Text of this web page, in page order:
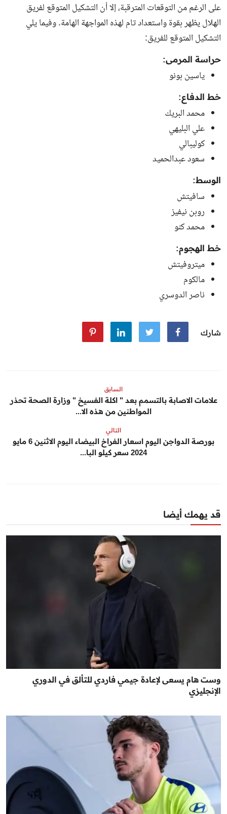
على الرغم من التوقعات المترقبة، إلا أن التشكيل المتوقع لفريق
الهلال يظهر بقوة واستعداد تام لهذه المواجهة الهامة. وفيما يلي
التشكيل المتوقع للفريق:
حراسة المرمى:
ياسين بونو
خط الدفاع:
محمد البريك
علي البليهي
كوليبالي
سعود عبدالحميد
الوسط:
سافيتش
روبن نيفيز
محمد كنو
خط الهجوم:
ميتروفيتش
مالكوم
ناصر الدوسري
شارك
السابق
علامات الاصابة بالتسمم بعد " اكلة الفسيخ " وزارة الصحة تحذر
المواطنين من هذه الا...
التالي
بورصة الدواجن اليوم اسعار الفراخ البيضاء اليوم الاثنين 6 مايو
2024 سعر كيلو البا...
قد يهمك أيضا
وست هام يسعى لإعادة جيمي فاردي للتألق في الدوري
الإنجليزي